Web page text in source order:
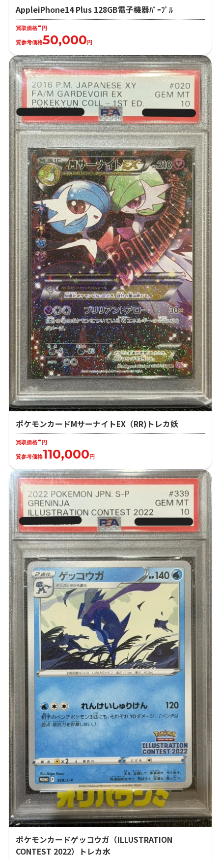
AppleiPhone14 Plus 128GB電子機器ﾊﾟｰﾌﾟﾙ
買取価格-円
質参考価格50,000円
ポケモンカードMサーナイトEX（RR)トレカ妖
買取価格- 円
質参考価格110,000 円
ポケモンカードゲッコウガ（ILLUSTRATION
CONTEST 2022）トレカ水